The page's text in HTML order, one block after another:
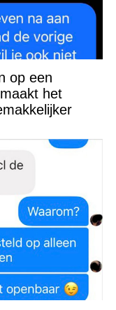
op een
het